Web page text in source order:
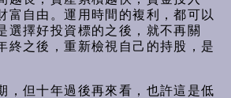
富自由。運用時間的複利，都可以
選擇好投資標的之後，就不再關
終之後，重新檢視自己的持股，是
，但十年過後再來看，也許這是低